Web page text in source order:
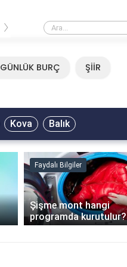
Mirkelam - Tavla Sözleri
›
GÜNLÜK BURÇ ŞİİR
Kova Balık
Faydalı Bilgiler
Şişme mont hangi
programda kurutulur?